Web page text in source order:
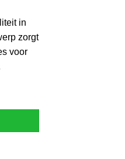
in
zorgt
voor